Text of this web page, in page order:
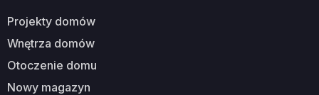
Projekty domów
Wnętrza domów
Otoczenie domu
Nowy magazyn